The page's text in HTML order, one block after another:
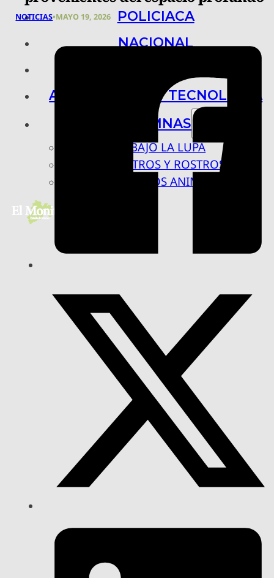
POLICIACA
NACIONAL
ARTE, CIENCIA Y TECNOLOGÍA
COLUMNAS
BAJO LA LUPA
RASTROS Y ROSTROS
VÍNCULOS ANIMALES
NOTICIAS•MAYO 19, 2026